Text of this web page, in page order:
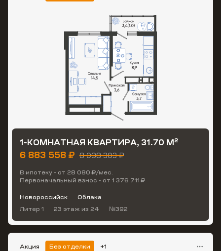
1-КОМНАТНАЯ КВАРТИРА, 31.70 М2
6 883 558 ₽ 8 098 303 ₽
В ипотеку - от 28 080 ₽/мес.
Первоначальный взнос - от 1 376 711 ₽
Новороссийск
Облака
Литер 1
23 этаж из 24 №392
Акция Без отделки +1